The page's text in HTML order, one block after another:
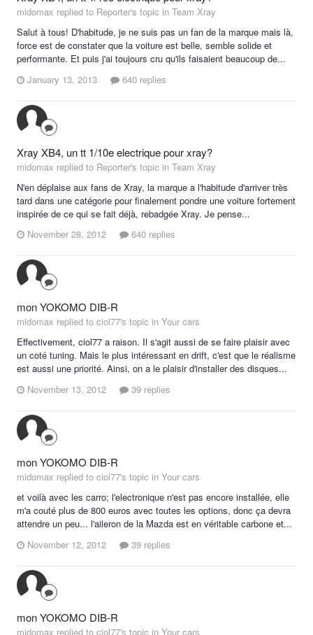
midomax replied to Reporter's topic in Team Xray
Salut à tous! D'habitude, je ne suis pas un fan de la marque mais là,
force est de constater que la voiture est belle, semble solide et
performante. Et puis j'ai toujours cru qu'ils faisaient beaucoup de...
January 13, 2013
640 replies
Xray XB4, un tt 1/10e electrique pour xray?
midomax replied to Reporter's topic in Team Xray
N'en déplaise aux fans de Xray, la marque a l'habitude d'arriver très
tard dans une catégorie pour finalement pondre une voiture fortement
inspirée de ce qui se fait déjà, rebadgée Xray. Je pense...
November 28, 2012
640 replies
mon YOKOMO DIB-R
midomax replied to ciol77's topic in Your cars
Effectivement, ciol77 a raison. Il s'agit aussi de se faire plaisir avec
un coté tuning. Mais le plus intéressant en drift, c'est que le réalisme
est aussi une priorité. Ainsi, on a le plaisir d'installer des disques...
November 13, 2012
39 replies
mon YOKOMO DIB-R
midomax replied to ciol77's topic in Your cars
et voilà avec les carro; l'electronique n'est pas encore installée, elle
m'a couté plus de 800 euros avec toutes les options, donc ça devra
attendre un peu... l'aileron de la Mazda est en véritable carbone et...
November 12, 2012
39 replies
mon YOKOMO DIB-R
midomax replied to ciol77's topic in Your cars